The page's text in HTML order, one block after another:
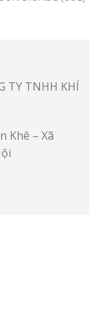
TY TNHH KHÍ
Khê – Xã